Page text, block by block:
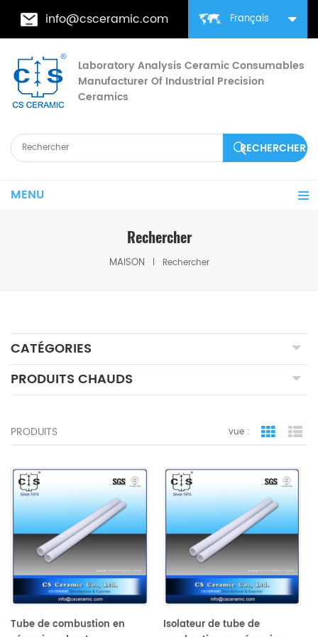
Français
info@csceramic.com
Laboratory Analysis Ceramic Consumables
Manufacturer Of Industrial Precision
Ceramics
MENU
Rechercher
MAISON Rechercher
CATÉGORIES
PRODUITS CHAUDS
PRODUITS vue : vue de
Tube de combustion en
Isolateur de tube de